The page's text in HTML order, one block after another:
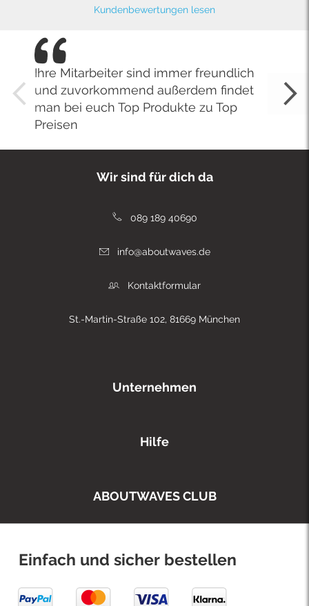
Kundenbewertungen lesen
Ihre Mitarbeiter sind immer freundlich
und zuvorkommend außerdem findet
man bei euch Top Produkte zu Top
Preisen
Wir sind für dich da
089 189 40690
info@aboutwaves.de
Kontaktformular
St.-Martin-Straße 102, 81669 München
Unternehmen
Hilfe
ABOUTWAVES CLUB
Einfach und sicher bestellen